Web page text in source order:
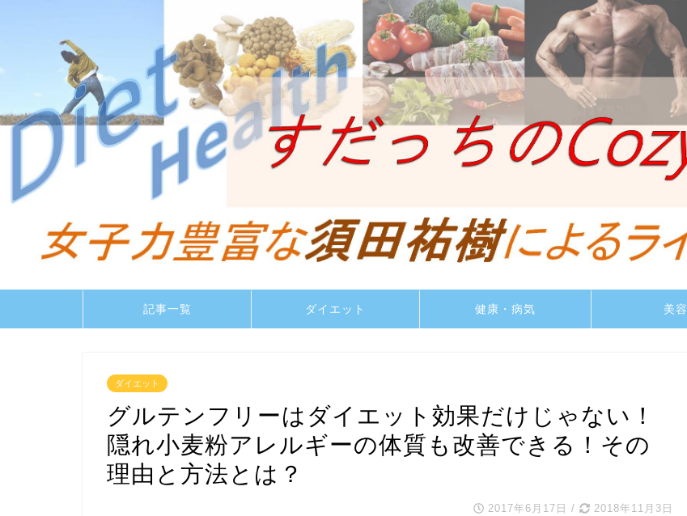
記事一覧 ダイエット 健康・病気 美容
ダイエット
グルテンフリーはダイエット効果だけじゃない！
隠れ小麦粉アレルギーの体質も改善できる！その
理由と方法とは？
2017年6月17日 / 2018年11月3日